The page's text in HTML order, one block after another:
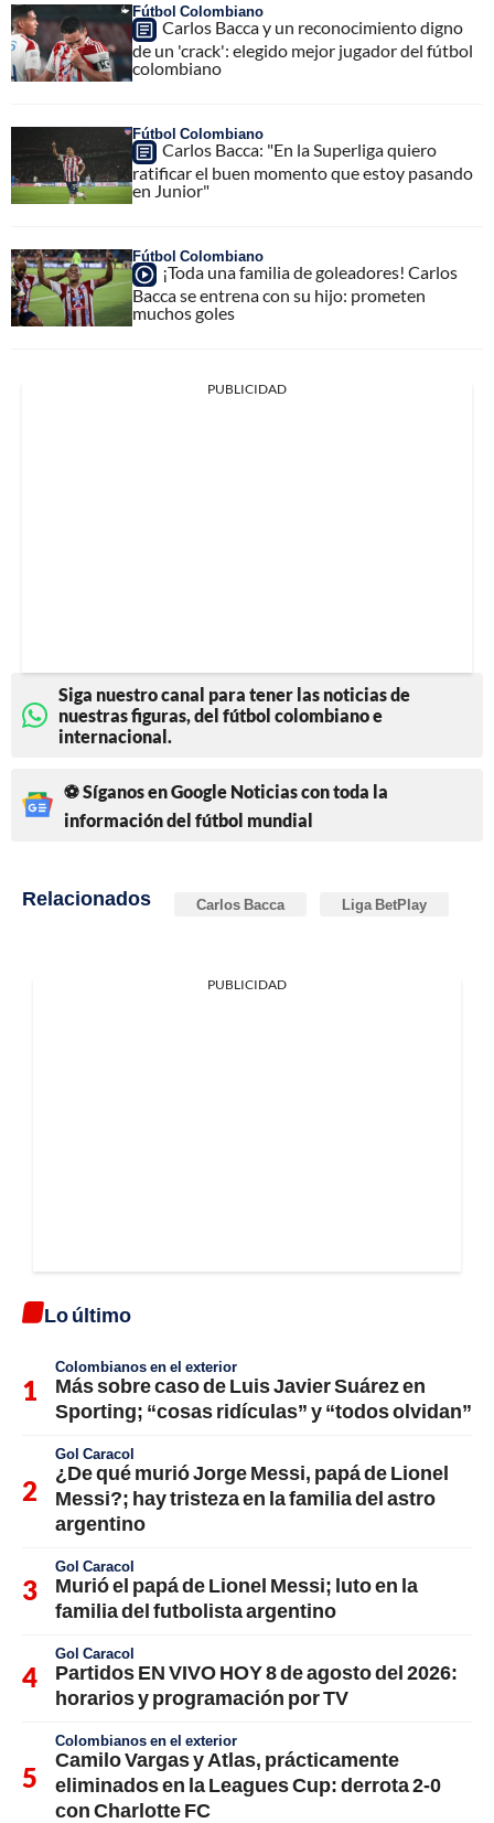
Fútbol Colombiano
Carlos Bacca y un reconocimiento digno
de un 'crack': elegido mejor jugador del fútbol
colombiano
Fútbol Colombiano
Carlos Bacca: "En la Superliga quiero
ratificar el buen momento que estoy pasando
en Junior"
Fútbol Colombiano
¡Toda una familia de goleadores! Carlos
Bacca se entrena con su hijo: prometen
muchos goles
PUBLICIDAD
Siga nuestro canal para tener las noticias de
nuestras figuras, del fútbol colombiano e
internacional.
⚽ Síganos en Google Noticias con toda la
información del fútbol mundial
Relacionados Carlos Bacca Liga BetPlay
PUBLICIDAD
Lo último
Colombianos en el exterior
Más sobre caso de Luis Javier Suárez en
Sporting; “cosas ridículas” y “todos olvidan”
Gol Caracol
¿De qué murió Jorge Messi, papá de Lionel
Messi?; hay tristeza en la familia del astro
argentino
Gol Caracol
Murió el papá de Lionel Messi; luto en la
familia del futbolista argentino
Gol Caracol
Partidos EN VIVO HOY 8 de agosto del 2026:
horarios y programación por TV
Colombianos en el exterior
Camilo Vargas y Atlas, prácticamente
eliminados en la Leagues Cup: derrota 2-0
con Charlotte FC